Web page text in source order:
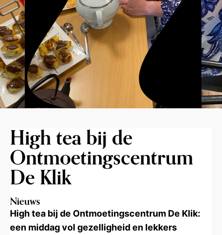
High tea bij de
Ontmoetingscentrum
De Klik
Nieuws
High tea bij de Ontmoetingscentrum De Klik:
een middag vol gezelligheid en lekkers